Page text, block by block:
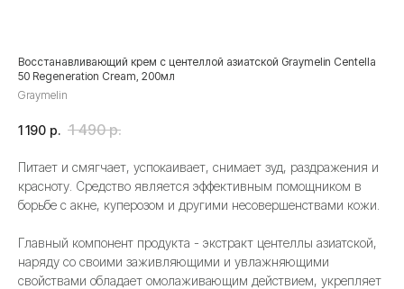
Восстанавливающий крем с центеллой азиатской Graymelin Сentella
50 Regeneration Cream, 200мл
Graymelin
1 190 р. 1 490 р.
Питает и смягчает, успокаивает, снимает зуд, раздражения и
красноту. Средство является эффективным помощником в
борьбе с акне, куперозом и другими несовершенствами кожи.
Главный компонент продукта - экстракт центеллы азиатской,
наряду со своими заживляющими и увлажняющими
свойствами обладает омолаживающим действием, укрепляет